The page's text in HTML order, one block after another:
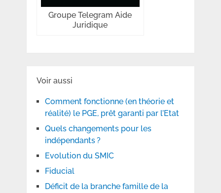
Groupe Telegram Aide
Juridique
Voir aussi
Comment fonctionne (en théorie et
réalité) le PGE, prêt garanti par l’Etat
Quels changements pour les
indépendants ?
Evolution du SMIC
Fiducial
Déficit de la branche famille de la